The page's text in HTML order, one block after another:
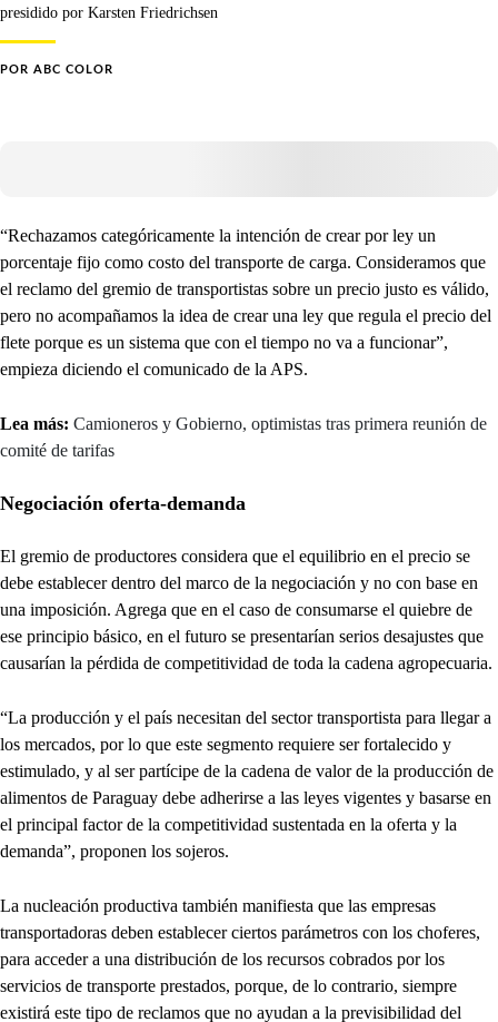
presidido por Karsten Friedrichsen
POR ABC COLOR
“Rechazamos categóricamente la intención de crear por ley un
porcentaje fijo como costo del transporte de carga. Consideramos que
el reclamo del gremio de transportistas sobre un precio justo es válido,
pero no acompañamos la idea de crear una ley que regula el precio del
flete porque es un sistema que con el tiempo no va a funcionar”,
empieza diciendo el comunicado de la APS.
Lea más: Camioneros y Gobierno, optimistas tras primera reunión de
comité de tarifas
Negociación oferta-demanda
El gremio de productores considera que el equilibrio en el precio se
debe establecer dentro del marco de la negociación y no con base en
una imposición. Agrega que en el caso de consumarse el quiebre de
ese principio básico, en el futuro se presentarían serios desajustes que
causarían la pérdida de competitividad de toda la cadena agropecuaria.
“La producción y el país necesitan del sector transportista para llegar a
los mercados, por lo que este segmento requiere ser fortalecido y
estimulado, y al ser partícipe de la cadena de valor de la producción de
alimentos de Paraguay debe adherirse a las leyes vigentes y basarse en
el principal factor de la competitividad sustentada en la oferta y la
demanda”, proponen los sojeros.
La nucleación productiva también manifiesta que las empresas
transportadoras deben establecer ciertos parámetros con los choferes,
para acceder a una distribución de los recursos cobrados por los
servicios de transporte prestados, porque, de lo contrario, siempre
existirá este tipo de reclamos que no ayudan a la previsibilidad del